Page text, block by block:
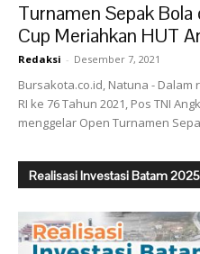
Turnamen Sepak Bola
Cup Meriahkan HUT
Redaksi - Desember 7, 2021
Bursakota.co.id, Natuna -
RI ke 76 Tahun 2021, Pos TNI
menggelar Open Turnamen
Realisasi Investasi Batam 2025